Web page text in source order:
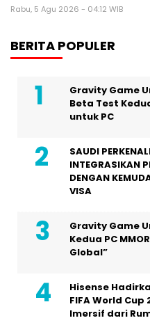
Rabu, 5 Agu 2026 - 04:12 WIB
BERITA POPULER
Gravity Game
Beta Test
untuk PC
SAUDI
INTEGRASIKAN
DENGAN
VISA
Gravity Game
Kedua PC
Global”
Hisense
FIFA World
Imersif dari